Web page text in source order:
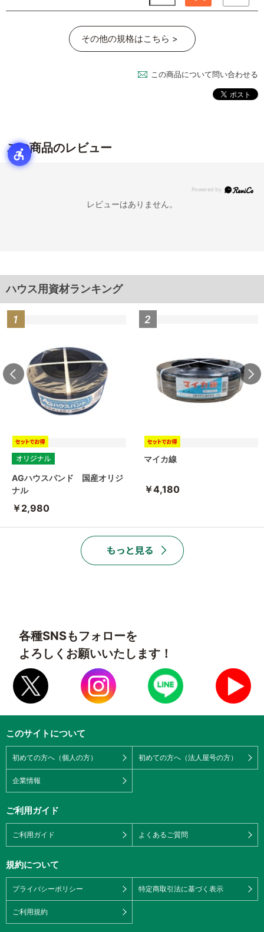
その他の規格はこちら >
この商品について問い合わせる
この商品のレビュー
レビューはありません。
ハウス用資材ランキング
AGハウスバンド 国産オリジ
ナル
￥2,980
マイカ線
￥4,180
各種SNSもフォローを
よろしくお願いいたします！
このサイトについて
初めての方へ（個人の方） 初めての方へ（法人屋号の方）
企業情報
ご利用ガイド
ご利用ガイド よくあるご質問
規約について
プライバシーポリシー 特定商取引法に基づく表示
ご利用規約